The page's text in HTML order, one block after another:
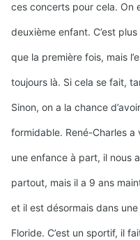
ces concerts pour cela. On
deuxième enfant. C’est
que la première fois, mais
toujours là. Si cela se fait,
Sinon, on a la chance
formidable. René-Charles a
une enfance à part, il nous
partout, mais il a 9 ans
et il est désormais dans une
Floride. C’est un sportif, il